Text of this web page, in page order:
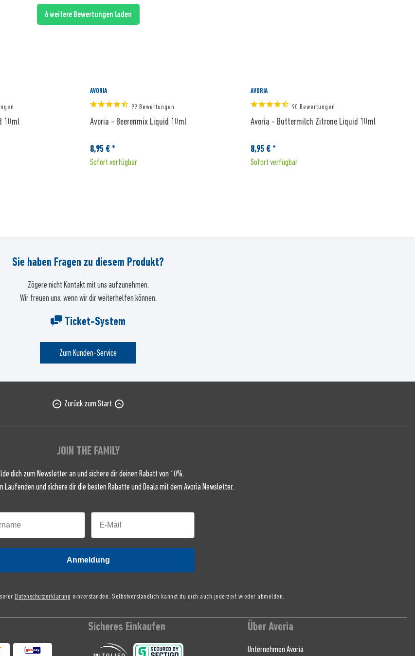
6 weitere Bewertungen laden
10ml
AVORIA
99 Bewertungen
Avoria - Beerenmix Liquid 10ml
8,95 € *
Sofort verfügbar
AVORIA
90 Bewertungen
Avoria - Buttermilch Zitrone Liquid 10ml
8,95 € *
Sofort verfügbar
Sie haben Fragen zu diesem Produkt?
Zögere nicht Kontakt mit uns aufzunehmen.
Wir freuen uns, wenn wir dir weiterhelfen können.
Ticket-System
Zum Kunden-Service
Zurück zum Start
JOIN THE FAMILY
dich zum Newsletter an und sichere dir deinen Rabatt von 10%.
Laufenden und sichere dir die besten Rabatte und Deals mit dem Avoria Newsletter.
Anmeldung
Datenschutzerklärung einverstanden. Selbstverständlich kannst du dich auch jederzeit wieder abmelden.
Sicheres Einkaufen Über Avoria
Unternehmen Avoria